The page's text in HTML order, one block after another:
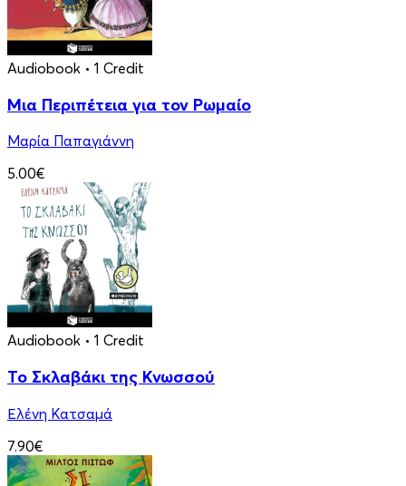
Audiobook • 1 Credit
Μια Περιπέτεια για τον Ρωμαίο
Μαρία Παπαγιάννη
5.00€
Audiobook • 1 Credit
Το Σκλαβάκι της Κνωσσού
Ελένη Κατσαμά
7.90€